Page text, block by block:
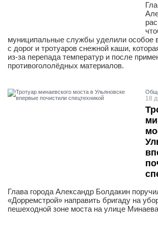
муниципальные службы уделили особое
с дорог и тротуаров снежной каши,
из-за перепада температур и после
противогололёдных материалов.
18
Глава города Александр Болдакин
«Дорремстрой» направить бригаду на
пешеходной зоне моста на улице